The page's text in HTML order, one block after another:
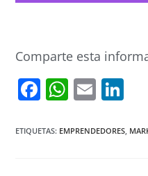
Comparte esta
F
c
W
at
E
ai k
ETIQUETAS: EMPRENDEDORES